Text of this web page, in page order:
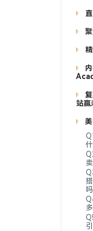
站赢
吗